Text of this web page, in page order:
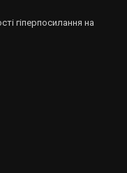
гіперпосилання на